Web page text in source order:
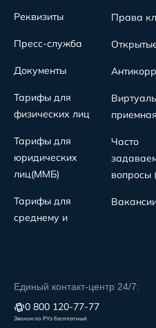
Реквизиты
Пресс-служба
Документы
Тарифы для
физических лиц
Тарифы для
юридических
лиц(MMБ)
Тарифы для
среднему и
Права
приемная
Часто
вопросы
Единый контакт-центр 24/7:
0 800 120-77-77
Звонок по РУз бесплатный